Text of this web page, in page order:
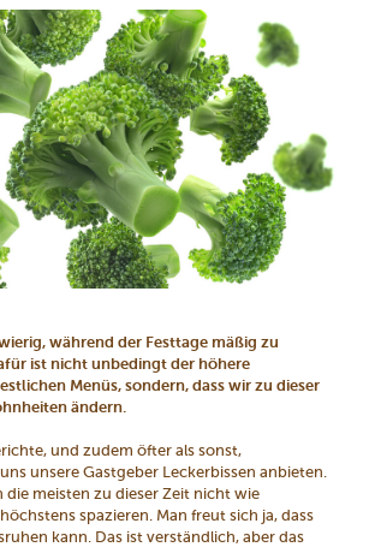
während der Festtage mäßig zu
ist nicht unbedingt der höhere
Menüs, sondern, dass wir zu dieser
ändern.
und zudem öfter als sonst,
unsere Gastgeber Leckerbissen anbieten.
die meisten zu dieser Zeit nicht wie
spazieren. Man freut sich ja, dass
kann. Das ist verständlich, aber das